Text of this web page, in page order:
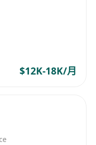
$12K-18K/月